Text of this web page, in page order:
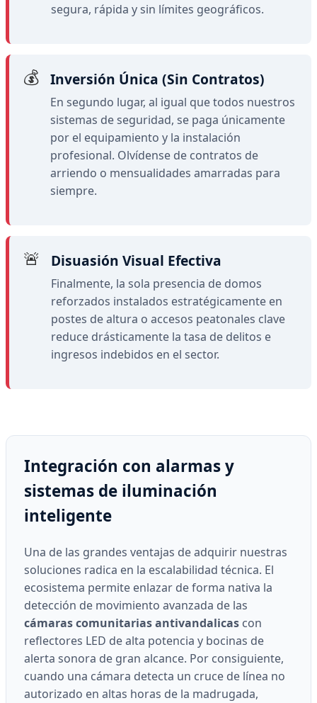
segura, rápida y sin límites geográficos.
💰 Inversión Única (Sin Contratos)
En segundo lugar, al igual que todos nuestros
sistemas de seguridad, se paga únicamente
por el equipamiento y la instalación
profesional. Olvídense de contratos de
arriendo o mensualidades amarradas para
siempre.
🚨 Disuasión Visual Efectiva
Finalmente, la sola presencia de domos
reforzados instalados estratégicamente en
postes de altura o accesos peatonales clave
reduce drásticamente la tasa de delitos e
ingresos indebidos en el sector.
Integración con alarmas y
sistemas de iluminación
inteligente
Una de las grandes ventajas de adquirir nuestras
soluciones radica en la escalabilidad técnica. El
ecosistema permite enlazar de forma nativa la
detección de movimiento avanzada de las
cámaras comunitarias antivandalicas con
reflectores LED de alta potencia y bocinas de
alerta sonora de gran alcance. Por consiguiente,
cuando una cámara detecta un cruce de línea no
autorizado en altas horas de la madrugada,